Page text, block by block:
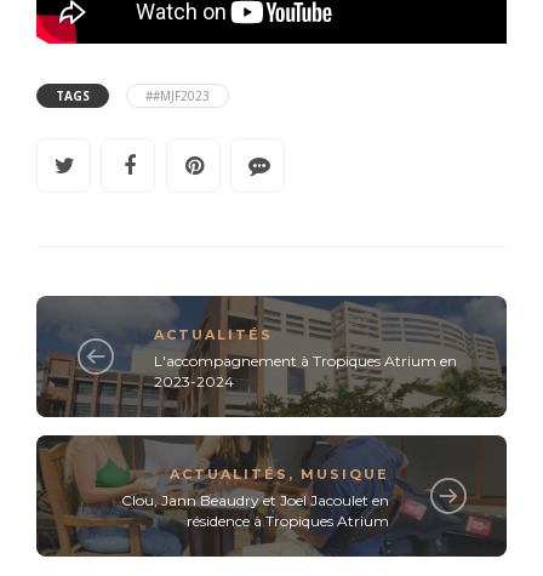
TAGS ##MJF2023
ACTUALITÉS
L'accompagnement à Tropiques Atrium en
2023-2024
ACTUALITÉS , MUSIQUE
Clou, Jann Beaudry et Joel Jacoulet en
résidence à Tropiques Atrium